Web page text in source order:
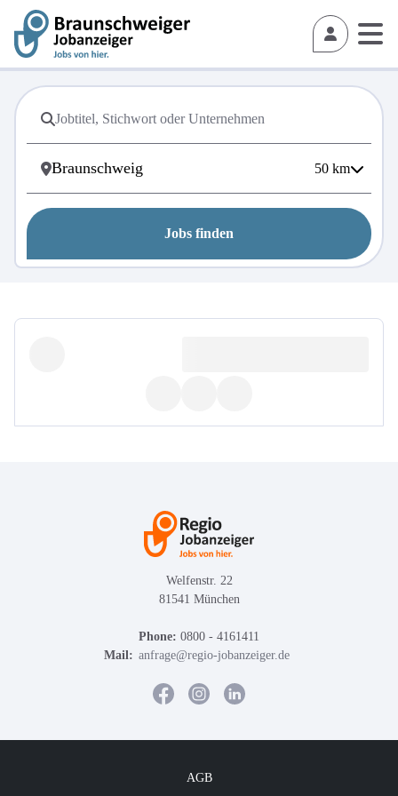
50 km
Jobs finden
Welfenstr. 22
81541 München
Phone: 0800 - 4161411
Mail: anfrage@regio-jobanzeiger.de
AGB